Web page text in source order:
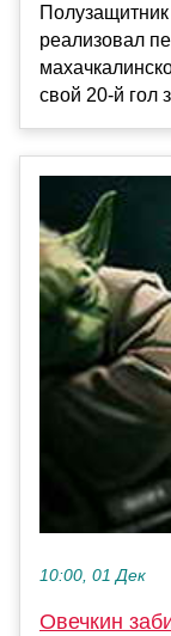
реализовал
свой 20-й гол
10:00, 01 Дек
Овечкин